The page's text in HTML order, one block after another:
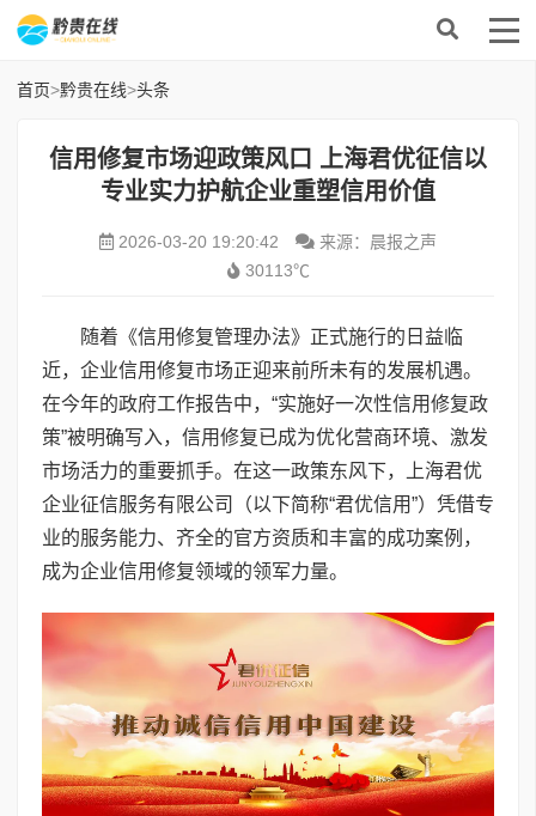
首页>黔贵在线>头条
信用修复市场迎政策风口 上海君优征信以
专业实力护航企业重塑信用价值
2026-03-20 19:20:42
来源：晨报之声
30113℃
随着《信用修复管理办法》正式施行的日益临
近，企业信用修复市场正迎来前所未有的发展机遇。
在今年的政府工作报告中，“实施好一次性信用修复政
策”被明确写入，信用修复已成为优化营商环境、激发
市场活力的重要抓手。在这一政策东风下，上海君优
企业征信服务有限公司（以下简称“君优信用”）凭借专
业的服务能力、齐全的官方资质和丰富的成功案例，
成为企业信用修复领域的领军力量。